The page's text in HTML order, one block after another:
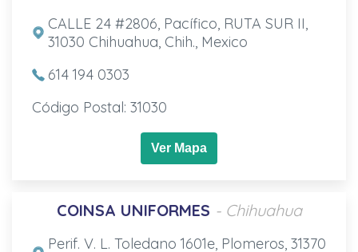
CALLE 24 #2806, Pacífico, RUTA SUR II,
31030 Chihuahua, Chih., Mexico
614 194 0303
Código Postal: 31030
Ver Mapa
COINSA UNIFORMES - Chihuahua
Perif. V. L. Toledano 1601e, Plomeros, 31370